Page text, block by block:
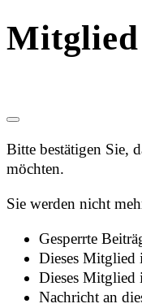
Mitglied
Bitte bestätigen Sie,
möchten.
Sie werden nicht
Gesperrte
Dieses Mitglied
Dieses Mitglied
Nachricht an